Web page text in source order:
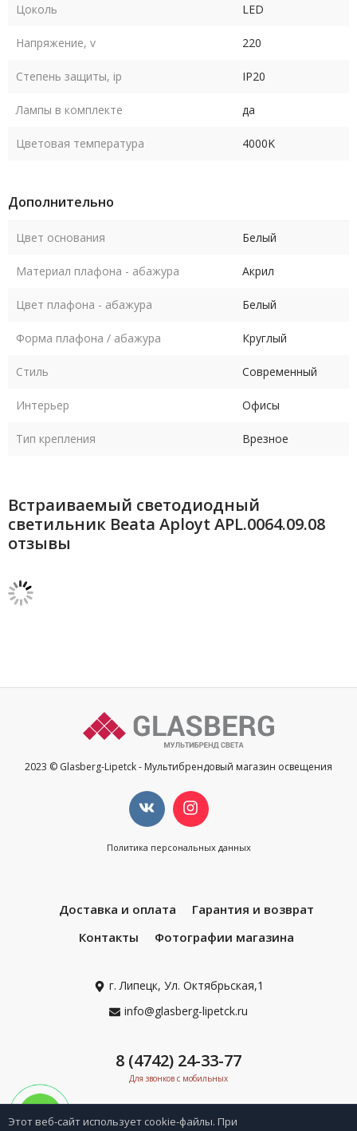
Цоколь LED
Напряжение, v 220
Степень защиты, ip IP20
Лампы в комплекте да
Цветовая температура 4000K
Дополнительно
Цвет основания Белый
Материал плафона - абажура Акрил
Цвет плафона - абажура Белый
Форма плафона / абажура Круглый
Стиль Современный
Интерьер Офисы
Тип крепления Врезное
Встраиваемый светодиодный
светильник Beata Aployt APL.0064.09.08
отзывы
2023 © Glasberg-Lipetck - Мультибрендовый магазин освещения
Политика персональных данных
Доставка и оплата
Гарантия и возврат
Контакты
Фотографии магазина
г. Липецк, Ул. Октябрьская,1
info@glasberg-lipetck.ru
8 (4742) 24-33-77
Для звонков с мобильных
Этот веб-сайт использует cookie-файлы. При